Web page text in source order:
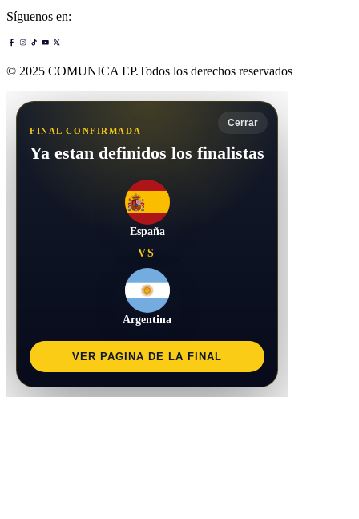
Síguenos en:
© 2025 COMUNICA EP.Todos los derechos reservados
Cerrar
FINAL CONFIRMADA
Ya estan definidos los finalistas
España
VS
Argentina
VER PAGINA DE LA FINAL